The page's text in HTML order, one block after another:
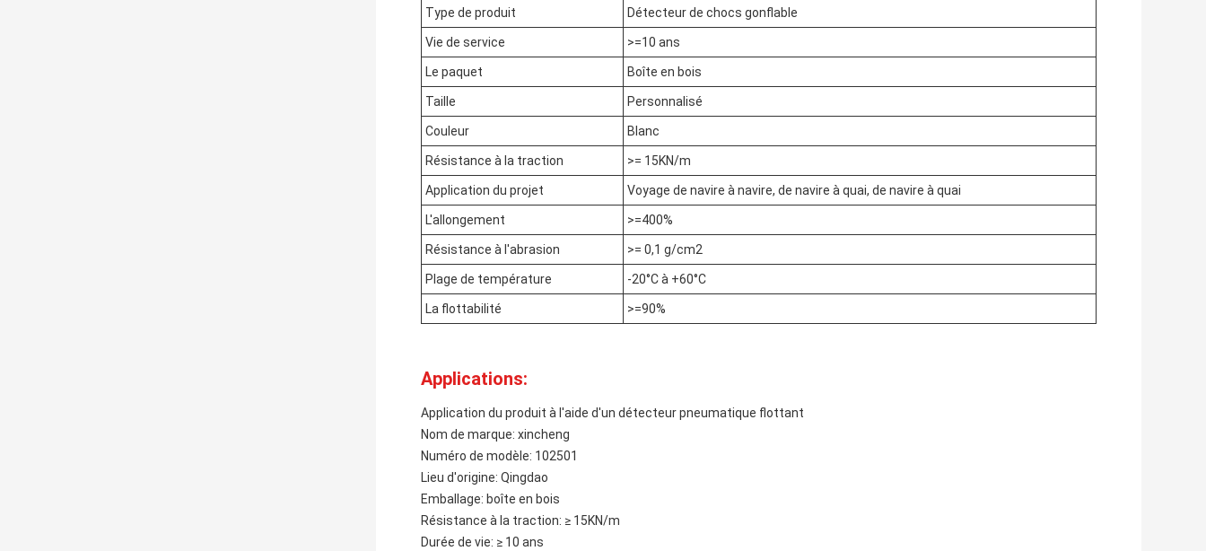
Type de produit Détecteur de chocs gonflable
Vie de service >=10 ans
Le paquet Boîte en bois
Taille Personnalisé
Couleur Blanc
Résistance à la traction >= 15KN/m
Application du projet Voyage de navire à navire, de navire à quai, de navire à quai
L'allongement >=400%
Résistance à l'abrasion >= 0,1 g/cm2
Plage de température -20°C à +60°C
La flottabilité >=90%
Applications:
Application du produit à l'aide d'un détecteur pneumatique flottant
Nom de marque: xincheng
Numéro de modèle: 102501
Lieu d'origine: Qingdao
Emballage: boîte en bois
Résistance à la traction: ≥ 15KN/m
Durée de vie: ≥ 10 ans